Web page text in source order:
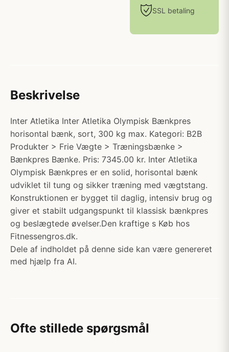
SSL betaling
Beskrivelse
Inter Atletika Inter Atletika Olympisk Bænkpres
horisontal bænk, sort, 300 kg max. Kategori: B2B
Produkter > Frie Vægte > Træningsbænke >
Bænkpres Bænke. Pris: 7345.00 kr. Inter Atletika
Olympisk Bænkpres er en solid, horisontal bænk
udviklet til tung og sikker træning med vægtstang.
Konstruktionen er bygget til daglig, intensiv brug og
giver et stabilt udgangspunkt til klassisk bænkpres
og beslægtede øvelser.Den kraftige s Køb hos
Fitnessengros.dk.
Dele af indholdet på denne side kan være genereret
med hjælp fra AI.
Ofte stillede spørgsmål